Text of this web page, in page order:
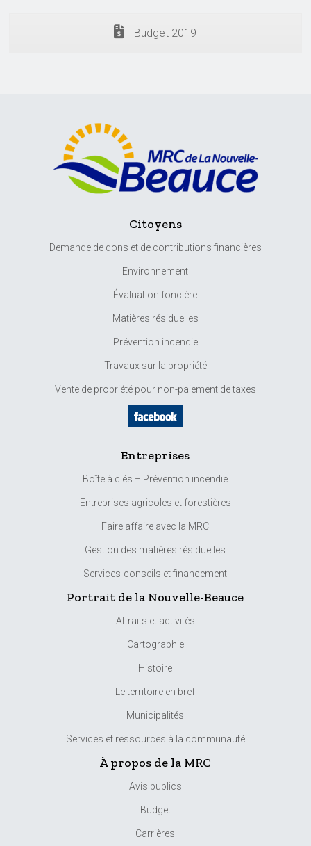
Budget 2019
Citoyens
Demande de dons et de contributions financières
Environnement
Évaluation foncière
Matières résiduelles
Prévention incendie
Travaux sur la propriété
Vente de propriété pour non-paiement de taxes
Entreprises
Boîte à clés – Prévention incendie
Entreprises agricoles et forestières
Faire affaire avec la MRC
Gestion des matières résiduelles
Services-conseils et financement
Portrait de la Nouvelle-Beauce
Attraits et activités
Cartographie
Histoire
Le territoire en bref
Municipalités
Services et ressources à la communauté
À propos de la MRC
Avis publics
Budget
Carrières